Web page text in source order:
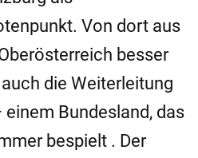
Von dort aus
besser
die Weiterleitung
Bundesland, das
bespielt . Der